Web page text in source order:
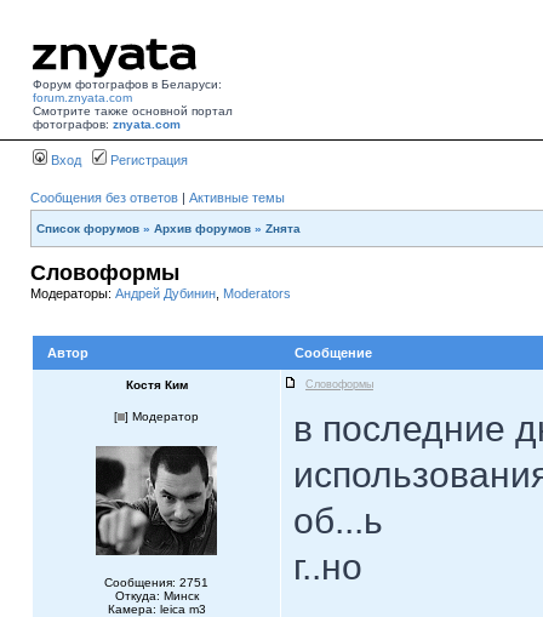
Форум фотографов в Беларуси:
forum.znyata.com
Смотрите также основной портал
фотографов: znyata.com
Вход Регистрация
Сообщения без ответов | Активные темы
Список форумов » Архив форумов » Zнята
Словоформы
Модераторы: Андрей Дубинин Moderators
Автор Сообщение
Костя Ким Словоформы
[ ] Модератор
Сообщения: 2751
Откуда: Минск
Камера: leica m3
в последние
об...ь
г..но